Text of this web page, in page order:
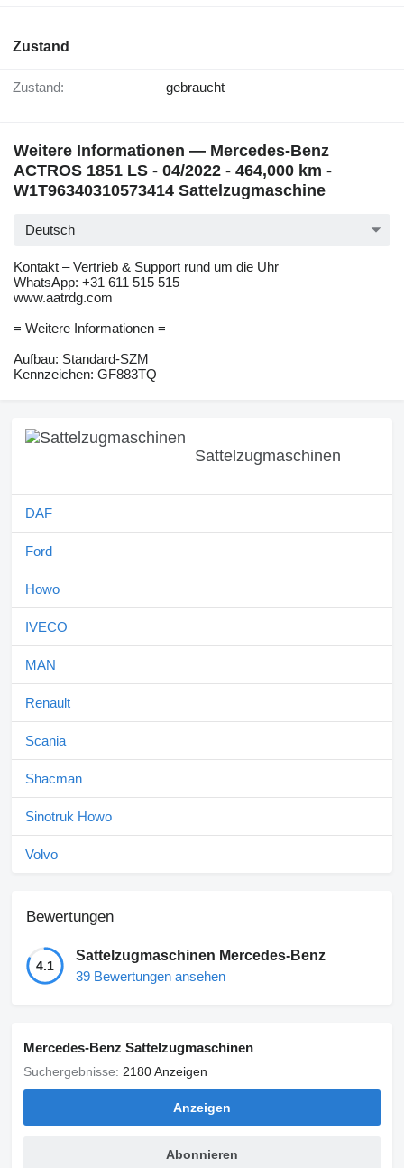
Zustand
Zustand: gebraucht
Weitere Informationen — Mercedes-Benz
ACTROS 1851 LS - 04/2022 - 464,000 km -
W1T96340310573414 Sattelzugmaschine
Deutsch
Kontakt – Vertrieb & Support rund um die Uhr
WhatsApp: +31 611 515 515
www.aatrdg.com
= Weitere Informationen =
Aufbau: Standard-SZM
Kennzeichen: GF883TQ
Sattelzugmaschinen
DAF
Ford
Howo
IVECO
MAN
Renault
Scania
Shacman
Sinotruk Howo
Volvo
Bewertungen
4.1
Sattelzugmaschinen Mercedes-Benz
39 Bewertungen ansehen
Mercedes-Benz Sattelzugmaschinen
Suchergebnisse: 2180 Anzeigen
Anzeigen
Abonnieren